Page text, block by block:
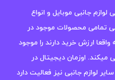
جانبی موبایل و انواع
تمامی محصولات موجود در
ارزش خرید دارند را موجود
اوزمان دیجیتال در
لوازم جانبی نیز فعالیت دارد